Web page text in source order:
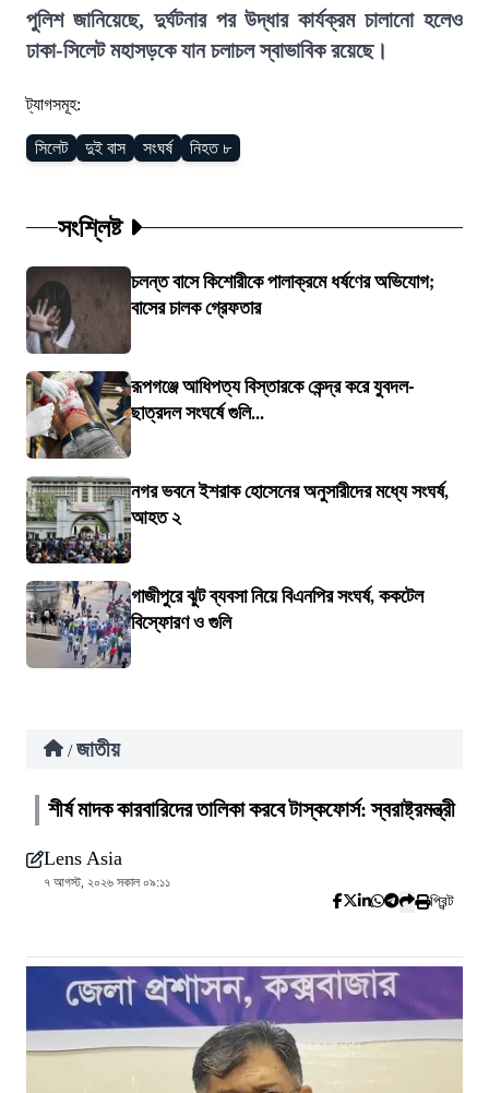
পুলিশ জানিয়েছে, দুর্ঘটনার পর উদ্ধার কার্যক্রম চালানো হলেও
ঢাকা-সিলেট মহাসড়কে যান চলাচল স্বাভাবিক রয়েছে।
ট্যাগসমূহ:
সিলেট দুই বাস সংঘর্ষ নিহত ৮
সংশ্লিষ্ট
চলন্ত বাসে কিশোরীকে পালাক্রমে ধর্ষণের অভিযোগ;
বাসের চালক গ্রেফতার
রূপগঞ্জে আধিপত্য বিস্তারকে কেন্দ্র করে যুবদল-
ছাত্রদল সংঘর্ষে গুলি...
নগর ভবনে ইশরাক হোসেনের অনুসারীদের মধ্যে সংঘর্ষ,
আহত ২
গাজীপুরে ঝুট ব্যবসা নিয়ে বিএনপির সংঘর্ষ, ককটেল
বিস্ফোরণ ও গুলি
/ জাতীয়
শীর্ষ মাদক কারবারিদের তালিকা করবে টাস্কফোর্স: স্বরাষ্ট্রমন্ত্রী
Lens Asia
৭ আগস্ট, ২০২৬ সকাল ০৯:১১
প্রিন্ট